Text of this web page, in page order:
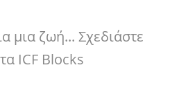
μια ζωή... Σχεδιάστε
ICF Blocks